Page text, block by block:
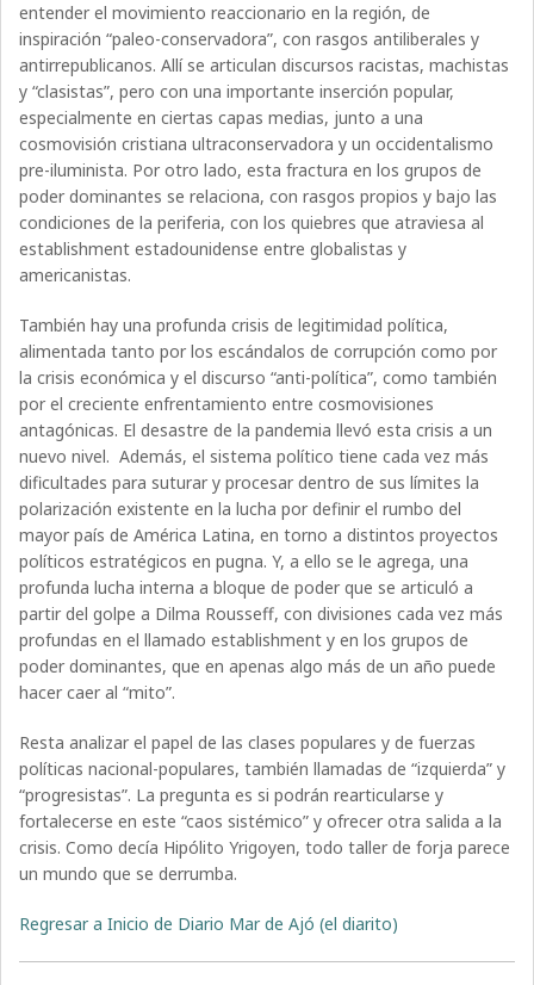
entender el movimiento reaccionario en la región, de
inspiración “paleo-conservadora”, con rasgos antiliberales y
antirrepublicanos. Allí se articulan discursos racistas, machistas
y “clasistas”, pero con una importante inserción popular,
especialmente en ciertas capas medias, junto a una
cosmovisión cristiana ultraconservadora y un occidentalismo
pre-iluminista. Por otro lado, esta fractura en los grupos de
poder dominantes se relaciona, con rasgos propios y bajo las
condiciones de la periferia, con los quiebres que atraviesa al
establishment estadounidense entre globalistas y
americanistas.
También hay una profunda crisis de legitimidad política,
alimentada tanto por los escándalos de corrupción como por
la crisis económica y el discurso “anti-política”, como también
por el creciente enfrentamiento entre cosmovisiones
antagónicas. El desastre de la pandemia llevó esta crisis a un
nuevo nivel. Además, el sistema político tiene cada vez más
dificultades para suturar y procesar dentro de sus límites la
polarización existente en la lucha por definir el rumbo del
mayor país de América Latina, en torno a distintos proyectos
políticos estratégicos en pugna. Y, a ello se le agrega, una
profunda lucha interna a bloque de poder que se articuló a
partir del golpe a Dilma Rousseff, con divisiones cada vez más
profundas en el llamado establishment y en los grupos de
poder dominantes, que en apenas algo más de un año puede
hacer caer al “mito”.
Resta analizar el papel de las clases populares y de fuerzas
políticas nacional-populares, también llamadas de “izquierda” y
“progresistas”. La pregunta es si podrán rearticularse y
fortalecerse en este “caos sistémico” y ofrecer otra salida a la
crisis. Como decía Hipólito Yrigoyen, todo taller de forja parece
un mundo que se derrumba.
Regresar a Inicio de Diario Mar de Ajó (el diarito)